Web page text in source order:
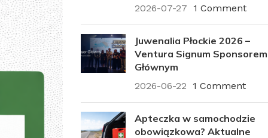
2026-07-27 1 Comment
Juwenalia Płockie 2026 –
Ventura Signum Sponsorem
Głównym
2026-06-22 1 Comment
Apteczka w samochodzie
obowiązkowa? Aktualne